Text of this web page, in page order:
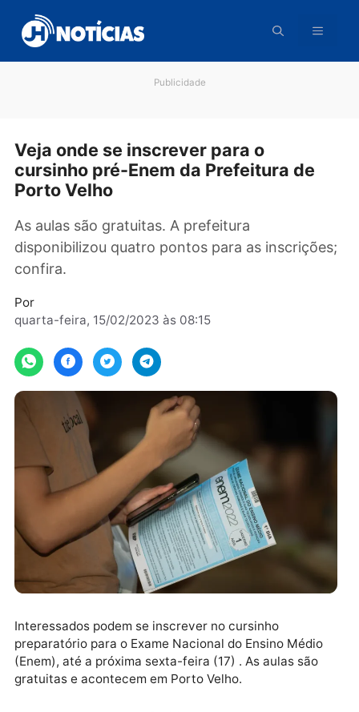
para
conteúdo
Veja onde se inscrever para o
cursinho pré-Enem da Prefeitura de
As aulas são gratuitas. A prefeitura
disponibilizou quatro pontos para as
confira.
quarta-feira, 15/02/2023 às 08:15